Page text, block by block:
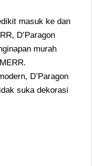
masuk ke dan
D’Paragon
murah
D’Paragon
suka dekorasi